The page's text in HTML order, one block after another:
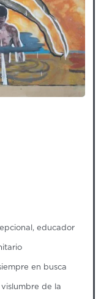
educador
en busca
de la